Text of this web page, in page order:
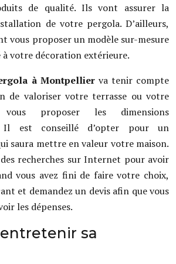
de qualité. Ils vont assurer la
de votre pergola. D’ailleurs,
vous proposer un modèle sur-mesure
à votre décoration extérieure.
à Montpellierva tenir compte
de valoriser votre terrasse ou votre
proposer les dimensions
Il est conseillé d’opter pour un
saura mettre en valeur votre maison.
recherches sur Internet pour avoir
vous avez fini de faire votre choix,
et demandez un devis afin que vous
les dépenses.
sa